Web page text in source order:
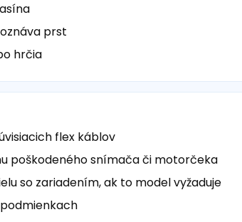
prst
hrčia
flex káblov
poškodeného snímača či motorčeka
so zariadením, ak to model vyžaduje